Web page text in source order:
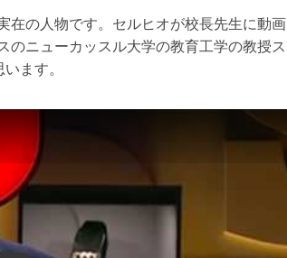
在の人物です。セルヒオが校長先生に動画
のニューカッスル大学の教育工学の教授ス
ます。